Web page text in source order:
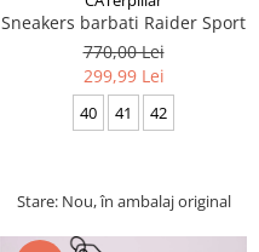
Sneakers barbati Raider Sport
770,00 Lei
299,99 Lei
40 41 42
Stare: Nou, în ambalaj original